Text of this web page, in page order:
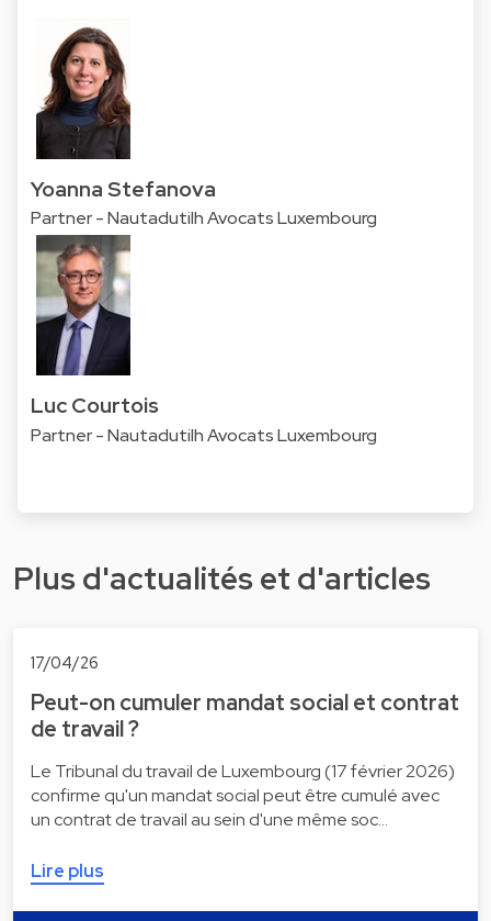
Yoanna Stefanova
Partner - Nautadutilh Avocats Luxembourg
Luc Courtois
Partner - Nautadutilh Avocats Luxembourg
Plus d'actualités et d'articles
17/04/26
Peut-on cumuler mandat social et contrat
de travail ?
Le Tribunal du travail de Luxembourg (17 février 2026)
confirme qu'un mandat social peut être cumulé avec
un contrat de travail au sein d'une même soc…
Lire plus